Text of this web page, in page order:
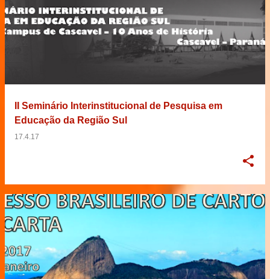
II Seminário Interinstitucional de Pesquisa em
Educação da Região Sul
17.4.17